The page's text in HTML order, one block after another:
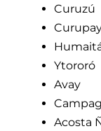
Curuzú
Ytororó
Avay
Acosta